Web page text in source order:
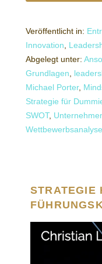
Veröffentlicht in:
Innovation
Abgelegt unter:
Grundlagen
Michael Porter,
Strategie für
SWOT,
Wettbewerbsanalyse
STRATEGIE